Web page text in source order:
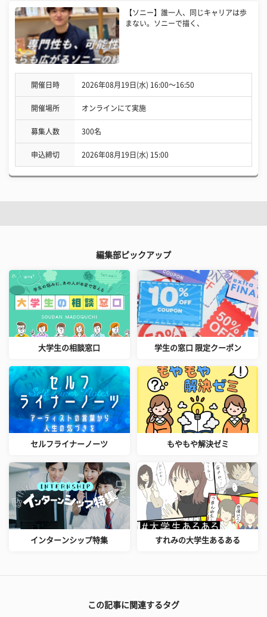
【ソニー】誰一人、同じキャリアは歩
まない。ソニーで描く、
開催日時 2026年08月19日(水) 16:00〜16:50
開催場所 オンラインにて実施
募集人数 300名
申込締切 2026年08月19日(水) 15:00
編集部ピックアップ
大学生の相談窓口 学生の窓口 限定クーポン
セルフライナーノーツ もやもや解決ゼミ
インターンシップ特集 すれみの大学生あるある
この記事に関連するタグ